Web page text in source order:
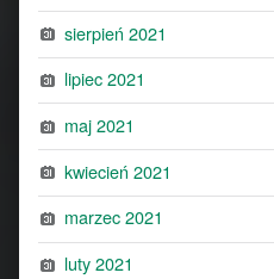
sierpień 2021
lipiec 2021
maj 2021
kwiecień 2021
marzec 2021
luty 2021